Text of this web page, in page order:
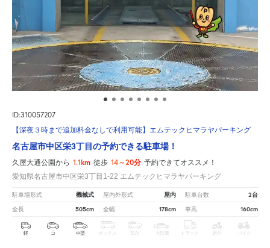
ID:310057207
【深夜３時まで追加料金なしで利用可能】エムテックヒマラヤパーキング
名古屋市中区栄3丁目の予約できる駐車場！
久屋大通公園から 1.1km 徒歩 14～20分 予約できてオススメ！
愛知県名古屋市中区栄3丁目1-22 エムテックヒマラヤパーキング
駐車場形式 機械式 屋内外形式 屋内 駐車台数 2台
全長 505cm 全幅 178cm 車高 160cm
軽 コ 中型 ボックス SUV 大型車 トラック 原付 バイク